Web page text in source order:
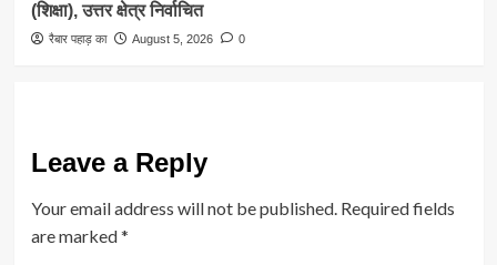
(शिक्षा), उत्तर क्षेत्र निर्वाचित
रैबार पहाड़ का August 5, 2026 0
Leave a Reply
Your email address will not be published. Required fields
are marked*